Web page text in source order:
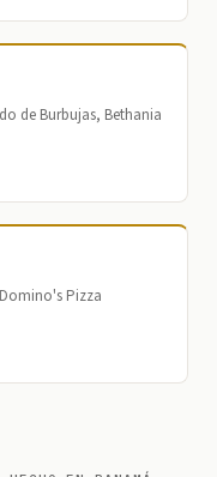
de Burbujas, Bethania
Pizza